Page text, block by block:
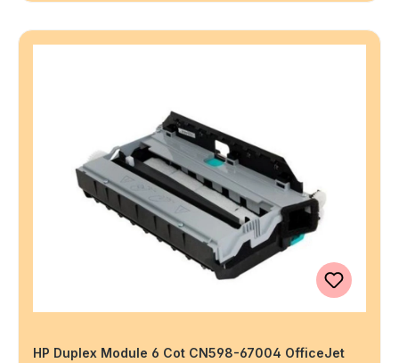
HP Duplex Module 6 Cot CN598-67004 OfficeJet